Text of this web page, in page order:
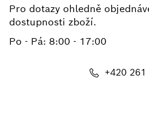
Pro dotazy ohledně
dostupnosti zboží.
Po - Pá: 8:00 - 17:00
+420 261